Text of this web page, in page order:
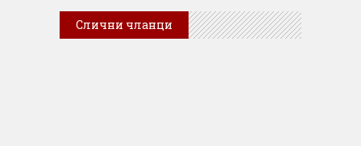
Слични чланци